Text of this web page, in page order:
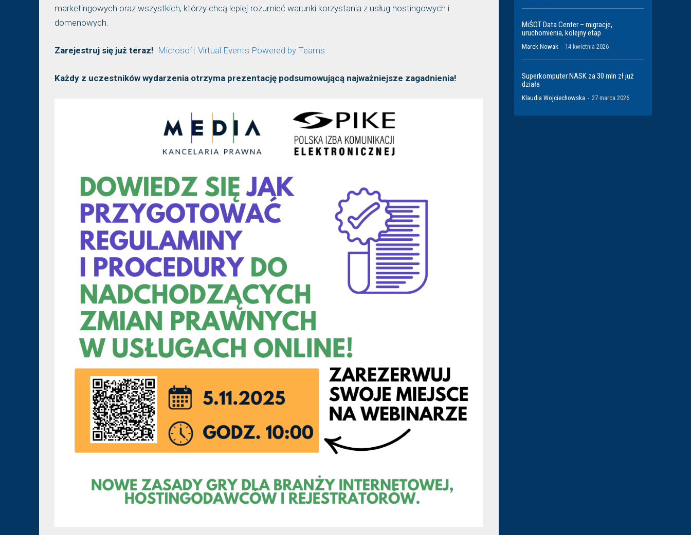
marketingowych oraz wszystkich, którzy chcą lepiej rozumieć warunki korzystania z usług hostingowych i
domenowych.
Zarejestruj się już teraz! Microsoft Virtual Events Powered by Teams
Każdy z uczestników wydarzenia otrzyma prezentację podsumowującą najważniejsze zagadnienia!
MiŚOT Data Center – migracje,
uruchomienia, kolejny etap
Marek Nowak - 14 kwietnia 2026
Superkomputer NASK za 30 mln zł już
działa
Klaudia Wojciechowska - 27 marca 2026